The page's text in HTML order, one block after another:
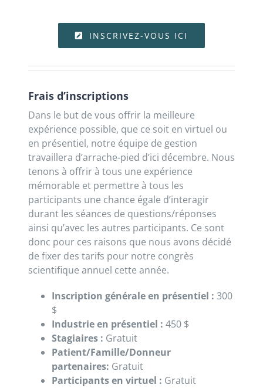
INSCRIVEZ-VOUS ICI
Frais d’inscriptions
Dans le but de vous offrir la meilleure
expérience possible, que ce soit en virtuel ou
en présentiel, notre équipe de gestion
travaillera d’arrache-pied d’ici décembre. Nous
tenons à offrir à tous une expérience
mémorable et permettre à tous les
participants une chance égale d’interagir
durant les séances de questions/réponses
ainsi qu’avec les autres participants. Ce sont
donc pour ces raisons que nous avons décidé
de fixer des tarifs pour notre congrès
scientifique annuel cette année.
Inscription générale en présentiel : 300
$
Industrie en présentiel : 450 $
Stagiaires : Gratuit
Patient/Famille/Donneur
partenaires: Gratuit
Participants en virtuel : Gratuit